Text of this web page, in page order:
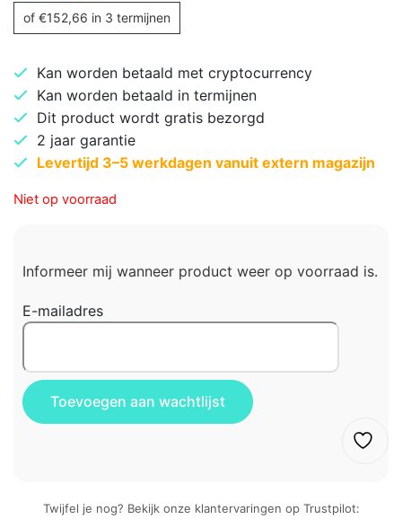
of €152,66 in 3 termijnen
Kan worden betaald met cryptocurrency
Kan worden betaald in termijnen
Dit product wordt gratis bezorgd
2 jaar garantie
Levertijd 3–5 werkdagen vanuit extern magazijn
Niet op voorraad
Informeer mij wanneer product weer op voorraad is.
E-mailadres
Twijfel je nog? Bekijk onze klantervaringen op Trustpilot: